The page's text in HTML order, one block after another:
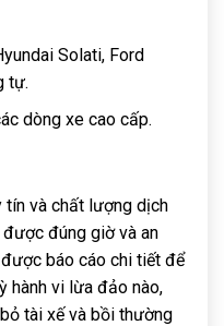
Solati, Ford
tự.
dòng xe cao cấp.
tín và chất lượng dịch
đúng giờ và an
báo cáo chi tiết để
hành vi lừa đảo nào,
tài xế và bồi thường